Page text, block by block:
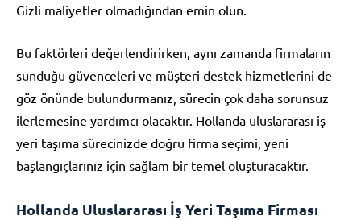
Gizli maliyetler olmadığından emin olun.
Bu faktörleri değerlendirirken, aynı zamanda firmaların
sunduğu güvenceleri ve müşteri destek hizmetlerini de
göz önünde bulundurmanız, sürecin çok daha sorunsuz
ilerlemesine yardımcı olacaktır. Hollanda uluslararası iş
yeri taşıma sürecinizde doğru firma seçimi, yeni
başlangıçlarınız için sağlam bir temel oluşturacaktır.
Hollanda Uluslararası İş Yeri Taşıma Firması